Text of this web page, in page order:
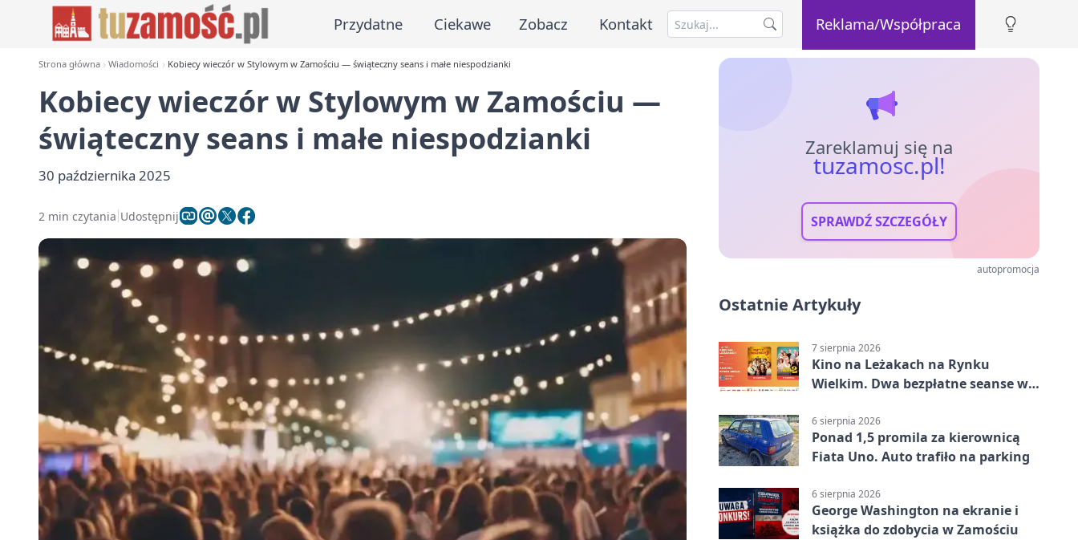
Przydatne Ciekawe Zobacz Kontakt Reklama/Współpraca
Strona główna Wiadomości Kobiecy wieczór w Stylowym w Zamościu — świąteczny seans i małe niespodzianki
Kobiecy wieczór w Stylowym w Zamościu —
świąteczny seans i małe niespodzianki
30 października 2025
2 min czytania Udostępnij
Zareklamuj się na
tuzamosc.pl!
SPRAWDŹ SZCZEGÓŁY
autopromocja
Ostatnie Artykuły
7 sierpnia 2026
Kino na Leżakach na Rynku
Wielkim. Dwa bezpłatne seanse w
6 sierpnia 2026
Ponad 1,5 promila za kierownicą
Fiata Uno. Auto trafiło na parking
6 sierpnia 2026
George Washington na ekranie i
książka do zdobycia w Zamościu